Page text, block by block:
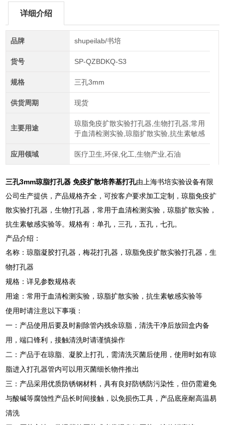
详细介绍
品牌 shupeilab/书培
货号 SP-QZBDKQ-S3
规格 三孔3mm
供货周期 现货
主要用途
琼脂免疫扩散实验打孔器,生物打孔器,常用
于血清检测实验,琼脂扩散实验,抗生素敏感
应用领域 医疗卫生,环保,化工,生物产业,石油
三孔3mm琼脂打孔器 免疫扩散培养基打孔由上海书培实验设备有限
公司生产提供，产品规格齐全，可按客户要求加工定制，琼脂免疫扩
散实验打孔器，生物打孔器，常用于血清检测实验，琼脂扩散实验，
抗生素敏感实验等。规格有：单孔，三孔，五孔，七孔。
产品介绍：
名称：琼脂凝胶打孔器，梅花打孔器，琼脂免疫扩散实验打孔器，生
物打孔器
规格：详见参数规格表
用途：常用于血清检测实验，琼脂扩散实验，抗生素敏感实验等
使用时请注意以下事项：
一：产品使用后要及时剔除管内残余琼脂，清洗干净后放回盒内备
用，端口锋利，接触清洗时请谨慎操作
二：产品于在琼脂、凝胶上打孔，需清洗灭菌后使用，使用时如有琼
脂进入打孔器管内可以用灭菌细长物件推出
三：产品采用优质防锈钢材料，具有良好防锈防污染性，但仍需避免
与酸碱等腐蚀性产品长时间接触，以免损伤工具，产品底座耐高温易
清洗